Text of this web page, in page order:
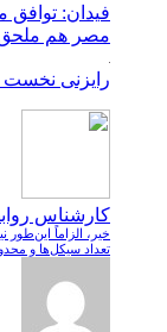
مصر هم
رایزنی نخست
کارشناس
خیر، الزاماً
تعداد سیکل‌ها و